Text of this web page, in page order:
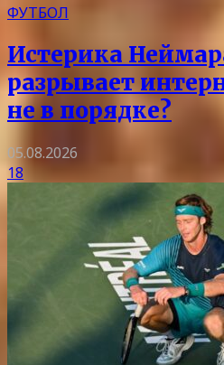
ФУТБОЛ
Истерика
разрывает
не в порядке?
05.08.2026
18